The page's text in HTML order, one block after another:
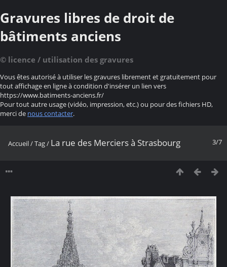
Gravures libres de droit de
bâtiments anciens
© licence / utilisation des gravures
Vous êtes autorisé à utiliser les gravures librement et gratuitement pour
tout affichage en ligne à condition d'insérer un lien vers
https://www.batiments-anciens.fr/
Pour tout autre usage (vidéo, impression, etc.) ou pour des fichiers HD,
merci de nous contacter.
3/7
Accueil/Tag/ La rue des Merciers à Strasbourg